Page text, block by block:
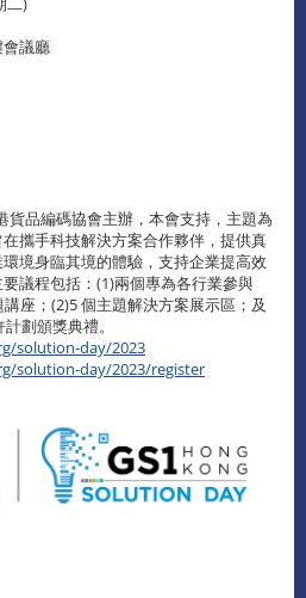
議廳
貨品編碼協會主辦，本會支持，主題為
在攜手科技解決方案合作夥伴，提供真
境身臨其境的體驗，支持企業提高效
議程包括：(1)兩個專為各行業參與
座；(2)5 個主題解決方案展示區；及
劃頒獎典禮。
solution-day/2023
solution-day/2023/register